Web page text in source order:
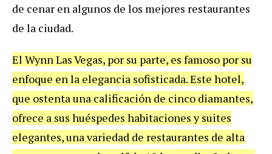
de cenar en algunos de los mejores restaurantes
de la ciudad.
El Wynn Las Vegas, por su parte, es famoso por su
enfoque en la elegancia sofisticada. Este hotel,
que ostenta una calificación de cinco diamantes,
ofrece a sus huéspedes habitaciones y suites
elegantes, una variedad de restaurantes de alta